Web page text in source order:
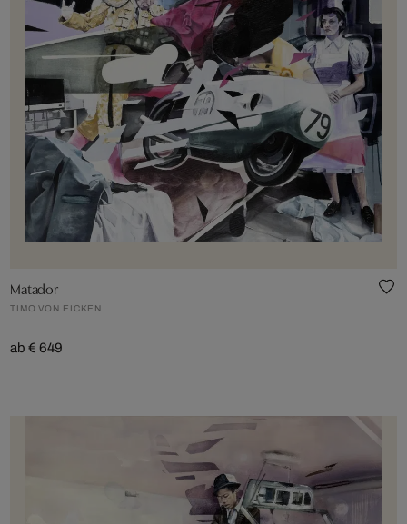
Matador
TIMO VON EICKEN
ab € 649